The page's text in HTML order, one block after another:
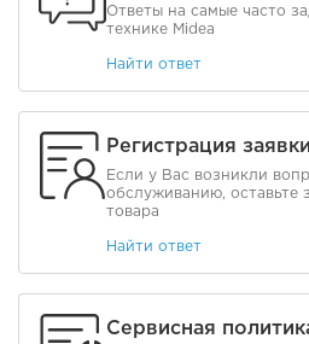
Ответы на самые часто
технике Midea
Найти ответ
Регистрация
Если у Вас возникли
обслуживанию, оставьте
товара
Найти ответ
Сервисная